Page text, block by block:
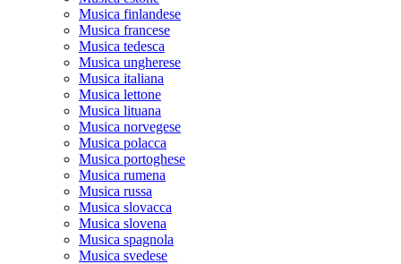
Musica finlandese
Musica francese
Musica tedesca
Musica ungherese
Musica italiana
Musica lettone
Musica lituana
Musica norvegese
Musica polacca
Musica portoghese
Musica rumena
Musica russa
Musica slovacca
Musica slovena
Musica spagnola
Musica svedese